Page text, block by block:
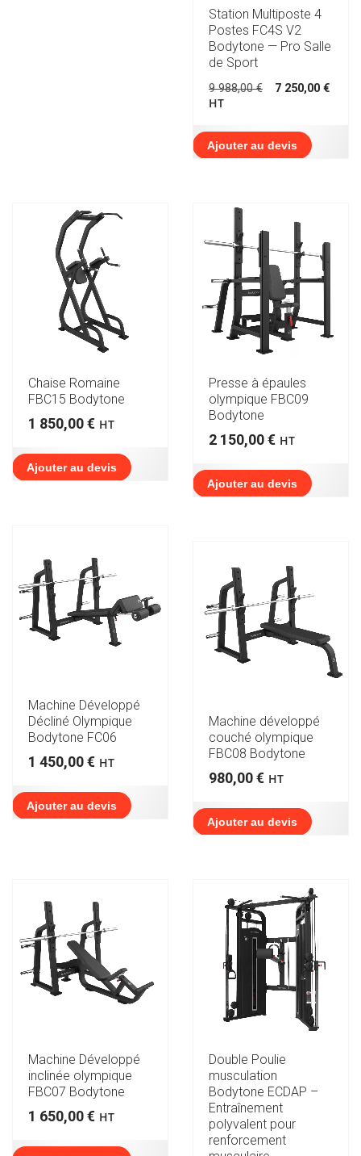
Station Multiposte 4
Postes FC4S V2
Bodytone — Pro Salle
de Sport
9 988,00€ Le
était :
9
988,00 €.
7 250,00 €Le
HT
Ajouter au devis
Chaise Romaine
FBC15 Bodytone
1 850,00€ HT
Ajouter au devis
Presse à épaules
olympique FBC09
Bodytone
2 150,00€ HT
Ajouter au devis
Machine Développé
Décliné Olympique
Bodytone FC06
1 450,00€ HT
Ajouter au devis
Machine développé
couché olympique
FBC08 Bodytone
980,00€ HT
Ajouter au devis
Machine Développé
inclinée olympique
FBC07 Bodytone
1 650,00€ HT
Double Poulie
musculation
Bodytone ECDAP –
Entraînement
polyvalent pour
renforcement